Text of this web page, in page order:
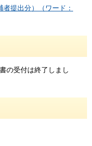
提出分）（ワード：
の受付は終了しまし